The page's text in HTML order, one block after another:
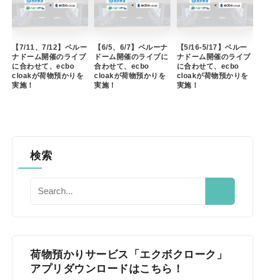
【7/11、7/12】ベルー
ナドーム開催のライブ
に合わせて、ecbo
cloakが荷物預かりを
実施！
【6/5、6/7】ベルーナ
ドーム開催のライブに
合わせて、ecbo
cloakが荷物預かりを
実施！
【5/16-5/17】ベルー
ナドーム開催のライブ
に合わせて、ecbo
cloakが荷物預かりを
実施！
検索
荷物預かりサービス「エクボクローク」
アプリダウンロードはこちら！